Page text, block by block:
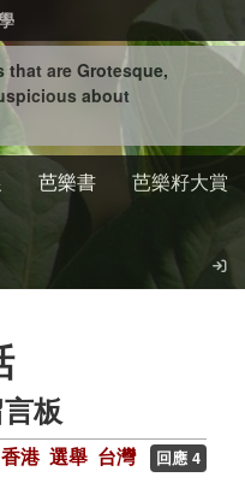
that are Grotesque,
about
芭樂書
芭樂籽大賞
板
香港 選舉 台灣 回應 4